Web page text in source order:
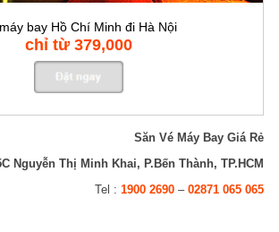
bay Hồ Chí Minh đi Hà Nội
chỉ từ 379,000
Săn Vé Máy Bay Giá Rẻ
Nguyễn Thị Minh Khai, P.Bến Thành, TP.HCM
Tel : 1900 2690– 02871 065 065